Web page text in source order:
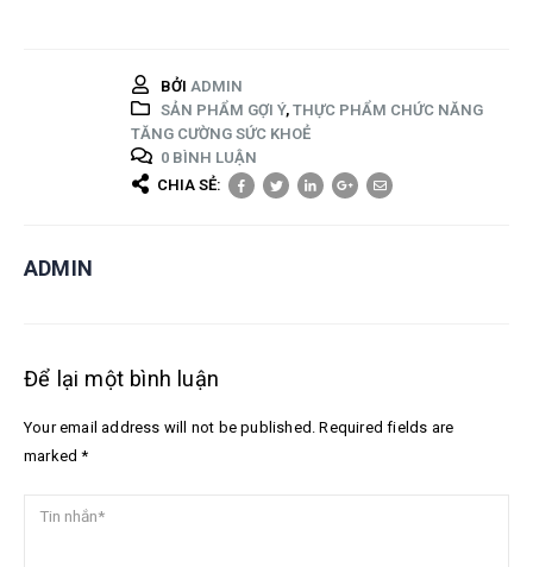
BỞI ADMIN
SẢN PHẨM GỢI Ý, THỰC PHẨM CHỨC NĂNG
TĂNG CƯỜNG SỨC KHOẺ
0 BÌNH LUẬN
CHIA SẺ:
ADMIN
Để lại một bình luận
Your email address will not be published. Required fields are
marked *